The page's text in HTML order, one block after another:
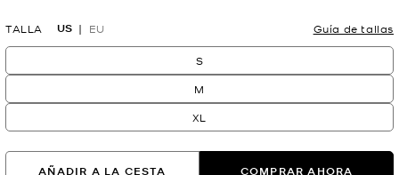
TALLA US EU Guía de tallas
S
M
XL
AÑADIR A LA CESTA COMPRAR AHORA